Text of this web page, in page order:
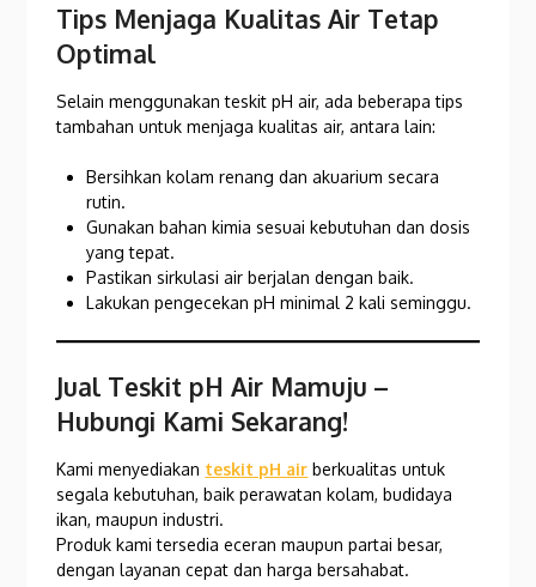
Tips Menjaga Kualitas Air Tetap
Optimal
Selain menggunakan teskit pH air, ada beberapa tips
tambahan untuk menjaga kualitas air, antara lain:
Bersihkan kolam renang dan akuarium secara
rutin.
Gunakan bahan kimia sesuai kebutuhan dan dosis
yang tepat.
Pastikan sirkulasi air berjalan dengan baik.
Lakukan pengecekan pH minimal 2 kali seminggu.
Jual Teskit pH Air Mamuju –
Hubungi Kami Sekarang!
Kami menyediakan teskit pH air berkualitas untuk
segala kebutuhan, baik perawatan kolam, budidaya
ikan, maupun industri.
Produk kami tersedia eceran maupun partai besar,
dengan layanan cepat dan harga bersahabat.